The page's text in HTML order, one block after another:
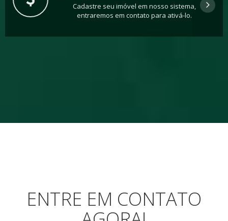
Cadastre seu imóvel em nosso sistema,
entraremos em contato para ativá-lo.
ENTRE EM CONTATO